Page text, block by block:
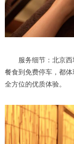
服务细节：北京西
餐食到免费停车，都
全方位的优质体验。